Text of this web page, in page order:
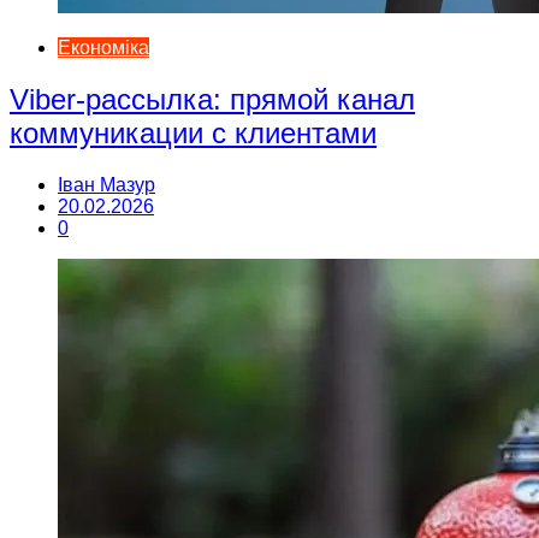
Економіка
Viber-рассылка: прямой канал
коммуникации с клиентами
Іван Мазур
20.02.2026
0